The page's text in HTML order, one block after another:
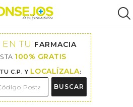
TU FARMACIA
100% GRATIS
C.P. Y LOCALÍZALA:
BUSCAR